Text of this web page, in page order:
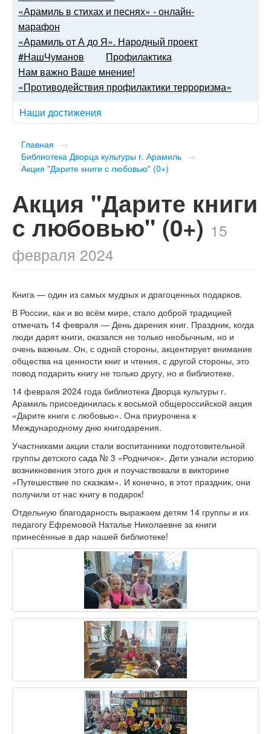
«Арамиль в стихах и песнях» - онлайн-
марафон
«Арамиль от А до Я». Народный проект
#НашЧуманов
Профилактика
Нам важно Ваше мнение!
«Противодействия профилактики терроризма»
Наши достижения
Главная →
Библиотека Дворца культуры г. Арамиль →
Акция "Дарите книги с любовью" (0+)
Акция "Дарите книги
с любовью" (0+) 15
февраля 2024
Книга — один из самых мудрых и драгоценных подарков.
В России, как и во всём мире, стало доброй традицией
отмечать 14 февраля — День дарения книг. Праздник, когда
люди дарят книги, оказался не только необычным, но и
очень важным. Он, с одной стороны, акцентирует внимание
общества на ценности книг и чтения, с другой стороны, это
повод подарить книгу не только другу, но и библиотеке.
14 февраля 2024 года библиотека Дворца культуры г.
Арамиль присоединилась к восьмой общероссийской акция
«Дарите книги с любовью». Она приурочена к
Международному дню книгодарения.
Участниками акции стали воспитанники подготовительной
группы детского сада № 3 «Родничок». Дети узнали историю
возникновения этого дня и поучаствовали в викторине
«Путешествие по сказкам». И конечно, в этот праздник, они
получили от нас книгу в подарок!
Отдельную благодарность выражаем детям 14 группы и их
педагогу Ефремовой Наталье Николаевне за книги
принесённые в дар нашей библиотеке!